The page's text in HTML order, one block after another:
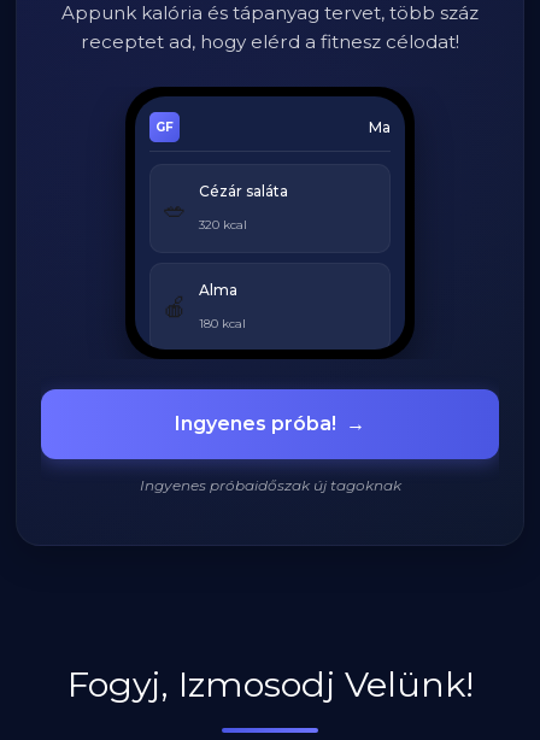
Appunk kalória és tápanyag tervet, több száz
receptet ad, hogy elérd a fitnesz célodat!
Ma
🥗
Cézár saláta
320 kcal
🍎
Alma
180 kcal
Grillezett csirke
420 kcal
Ingyenes próba! →
Ingyenes próbaidőszak új tagoknak
Fogyj, Izmosodj Velünk!